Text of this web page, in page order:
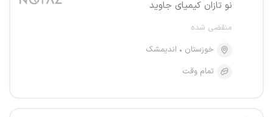
نو تازان کیمیای جاوید
منقضی شده
خوزستان
اندیمشک
تمام وقت